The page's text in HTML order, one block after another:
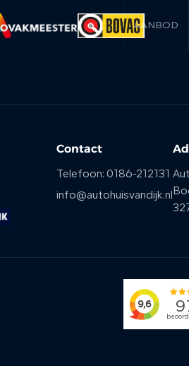
AANBOD
Contact
Telefoon: 0186-212131
info@autohuisvandijk.nl